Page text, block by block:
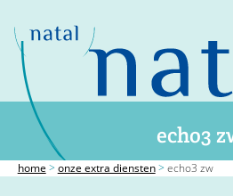
echo3
home > onze extra diensten> echo3 zw